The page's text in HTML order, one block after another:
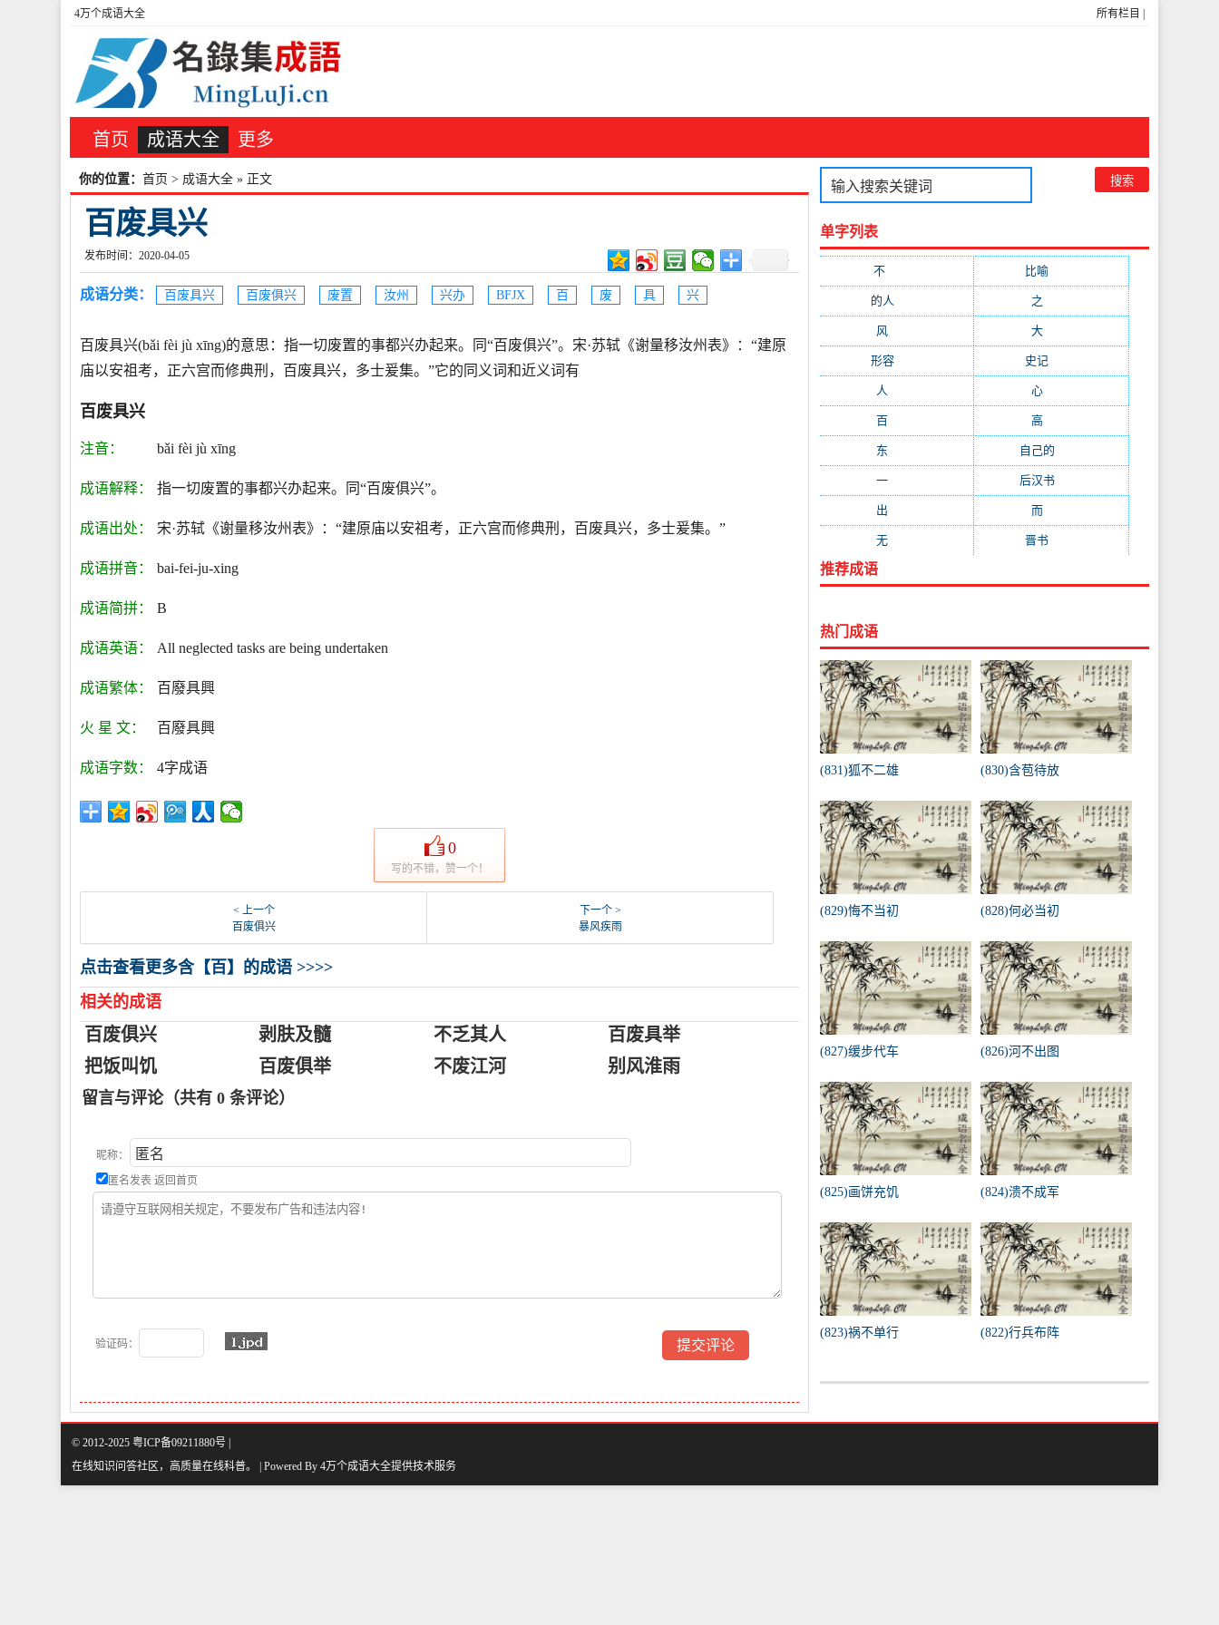
所有栏目
4万个成语大全
首页 成语大全 更多
你的位置： 首页 > 成语大全 » 正文
百废具兴
发布时间：2020-04-05
成语分类： 百废具兴 百废俱兴 废置 汝州 兴办 BFJX 百 废 具 兴
百废具兴(bǎi fèi jù xīng)的意思：指一切废置的事都兴办起来。同“百废俱兴”。宋·苏轼《谢量移汝州表》：“建原
庙以安祖考，正六宫而修典刑，百废具兴，多士爰集。”它的同义词和近义词有
百废具兴
注音： bǎi fèi jù xīng
成语解释： 指一切废置的事都兴办起来。同“百废俱兴”。
成语出处： 宋·苏轼《谢量移汝州表》：“建原庙以安祖考，正六宫而修典刑，百废具兴，多士爰集。”
成语拼音： bai-fei-ju-xing
成语简拼： B
成语英语： All neglected tasks are being undertaken
成语繁体： 百廢具興
火 星 文： 百廢具興
成语字数： 4字成语
0
写的不错，赞一个！
< 上一个
百废俱兴
下一个 >
暴风疾雨
点击查看更多含【百】的成语 >>>>
相关的成语
百废俱兴 剥肤及髓 不乏其人
百废具举
把饭叫饥
百废俱举 不废江河 别风淮雨
留言与评论（共有 0 条评论）
昵称：
匿名发表 返回首页
验证码：
单字列表
不(1048) 比喻
的人 之
风 大(292)
形容(281) 史记
人 心(200)
百 高(190)
东 自己的
一 后汉书(177)
出 而(164)
无 晋书
推荐成语
热门成语
(831)狐不二雄 (830)含苞待放
(829)悔不当初 (828)何必当初
(827)缓步代车 (826)河不出图
(825)画饼充饥 (824)溃不成军
(823)祸不单行 (822)行兵布阵
© 2012-2025 粤ICP备09211880号 |
在线知识问答社区，高质量在线科普。 | Powered By 4万个成语大全提供技术服务